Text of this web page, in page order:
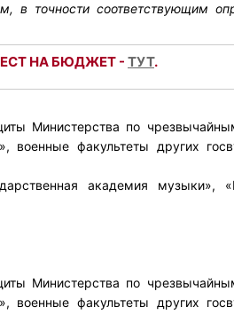
точности соответствующим
НА БЮДЖЕТ - ТУТ.
Министерства по
военные факультеты других
академия музыки»,
Министерства по
военные факультеты других